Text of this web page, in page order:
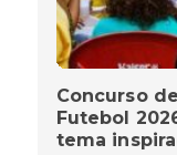
Concurso
Futebol
tema